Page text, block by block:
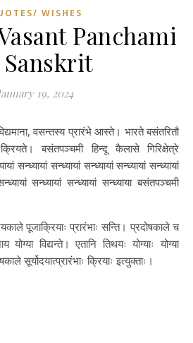
WISHES
Panchami
19, 2024
बसंतपञ्चमी हिन्दू कैलासे गिरिक्षेत्रे
सन्ध्यायां सन्ध्यायां सन्ध्यायां सन्ध्यायां सन्ध्यायां
सन्ध्यायां सन्ध्यायां सन्ध्याया बसंतपञ्चमी
पूजाक्रियाः प्रारंभाः सन्ति। प्रदोषकाले च
योग्या विद्यन्ते। एतानि तिथयः योग्याः योग्या
सूर्योदयात्प्रारंभाः क्रियाः इत्युक्ताः।